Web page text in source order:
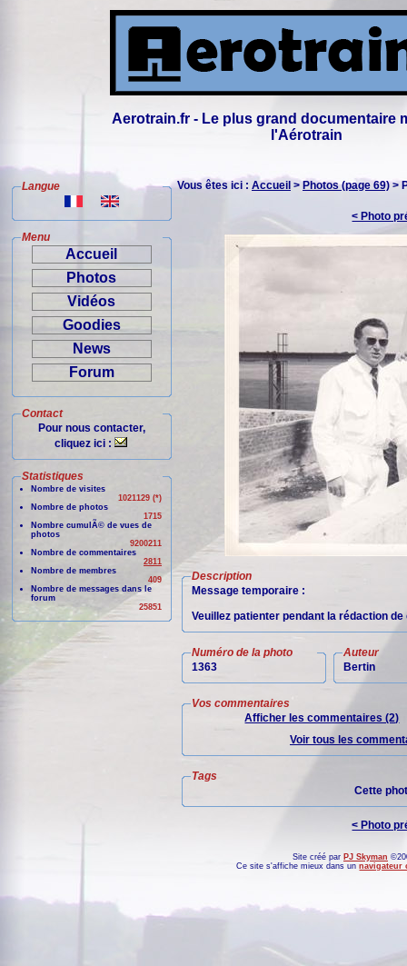
Aerotrain.fr - Le plus grand documentaire
l'Aérotrain
Langue
Menu
Accueil
Photos
Vidéos
Goodies
News
Forum
Contact
Pour nous contacter,
cliquez ici :
Statistiques
Nombre de visites
1021129 (*)
Nombre de photos
1715
Nombre cumulÃ© de vues de
photos
9200211
Nombre de commentaires
2811
Nombre de membres
409
Nombre de messages dans le
forum
25851
Vous êtes ici : Accueil > Photos (page 69) >
< Photo
Description
Message temporaire :
Veuillez patienter pendant la rédaction
Numéro de la photo
1363
Auteur
Bertin
Vos commentaires
Afficher les commentaires (2)
Voir tous les
Tags
Cette
< Photo
Site créé par PJ Skyman
Ce site s'affiche mieux dans unnavigateur